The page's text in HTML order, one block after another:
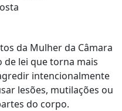
da Mulher da Câmara
lei que torna mais
intencionalmente
lesões, mutilações ou
do corpo.